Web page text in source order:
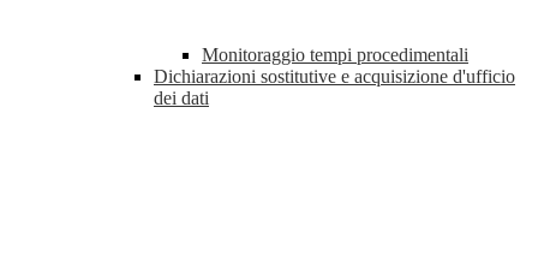
Monitoraggio tempi procedimentali
Dichiarazioni sostitutive e acquisizione d'ufficio
dei dati